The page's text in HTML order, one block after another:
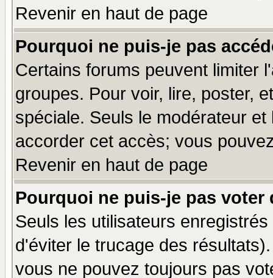
Revenir en haut de page
Pourquoi ne puis-je pas
Certains forums peuvent limiter
groupes. Pour voir, lire, poster,
spéciale. Seuls le modérateur
accorder cet accès; vous
Revenir en haut de page
Pourquoi ne puis-je pas voter
Seuls les utilisateurs
d'éviter le trucage des
vous ne pouvez toujours pas